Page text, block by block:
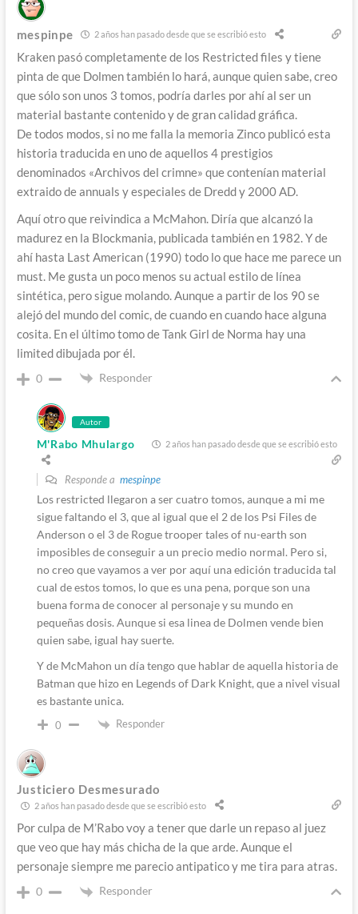
mespinpe 2 años han pasado desde que se escribió esto
Kraken pasó completamente de los Restricted files y tiene
pinta de que Dolmen también lo hará, aunque quien sabe, creo
que sólo son unos 3 tomos, podría darles por ahí al ser un
material bastante contenido y de gran calidad gráfica.
De todos modos, si no me falla la memoria Zinco publicó esta
historia traducida en uno de aquellos 4 prestigios
denominados «Archivos del crimne» que contenían material
extraido de annuals y especiales de Dredd y 2000 AD.
Aquí otro que reivindica a McMahon. Diría que alcanzó la
madurez en la Blockmania, publicada también en 1982. Y de
ahí hasta Last American (1990) todo lo que hace me parece un
must. Me gusta un poco menos su actual estilo de línea
sintética, pero sigue molando. Aunque a partir de los 90 se
alejó del mundo del comic, de cuando en cuando hace alguna
cosita. En el último tomo de Tank Girl de Norma hay una
limited dibujada por él.
0 Responder
Autor
M'Rabo Mhulargo 2 años han pasado desde que se escribió esto
Responde a mespinpe
Los restricted llegaron a ser cuatro tomos, aunque a mi me
sigue faltando el 3, que al igual que el 2 de los Psi Files de
Anderson o el 3 de Rogue trooper tales of nu-earth son
imposibles de conseguir a un precio medio normal. Pero si,
no creo que vayamos a ver por aquí una edición traducida tal
cual de estos tomos, lo que es una pena, porque son una
buena forma de conocer al personaje y su mundo en
pequeñas dosis. Aunque si esa linea de Dolmen vende bien
quien sabe, igual hay suerte.
Y de McMahon un día tengo que hablar de aquella historia de
Batman que hizo en Legends of Dark Knight, que a nivel visual
es bastante unica.
0 Responder
Justiciero Desmesurado
2 años han pasado desde que se escribió esto
Por culpa de M’Rabo voy a tener que darle un repaso al juez
que veo que hay más chicha de la que arde. Aunque el
personaje siempre me parecio antipatico y me tira para atras.
0 Responder